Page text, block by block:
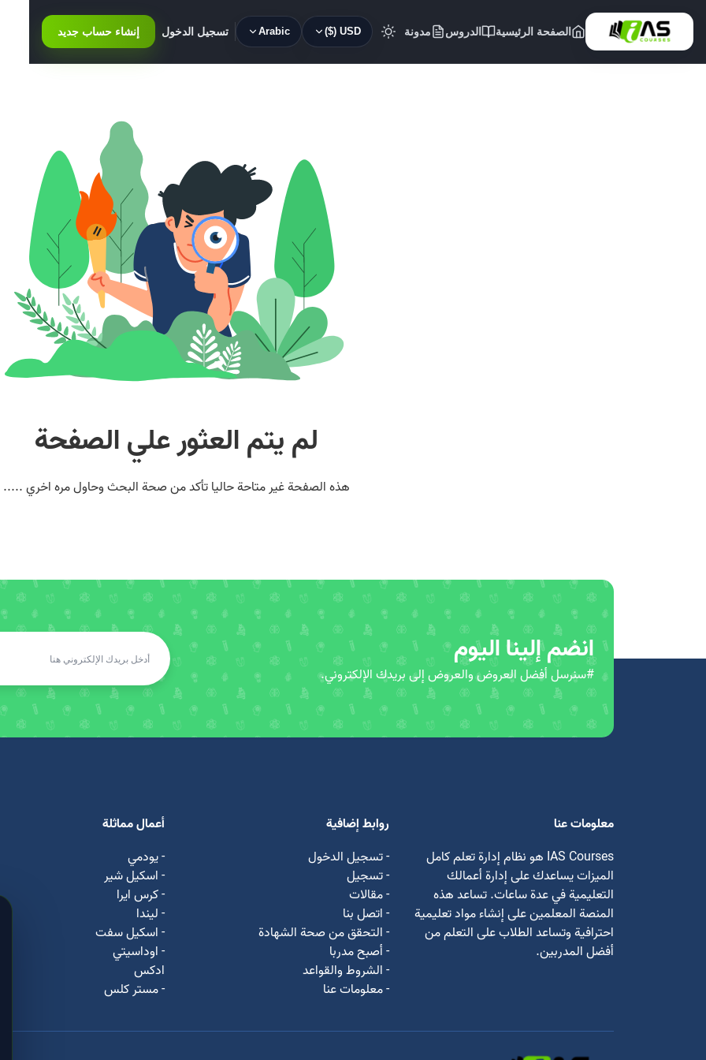
الصفحة الرئيسية الدروس مدونة USD ($)
Arabic تسجيل الدخول إنشاء حساب جديد
لم يتم العثور علي الصفحة
هذه الصفحة غير متاحة حاليا تأكد من صحة البحث وحاول مره اخري .....
انضم إلينا اليوم
#سنرسل أفضل العروض والعروض إلى بريدك الإلكتروني.
معلومات عنا
IAS Courses هو نظام إدارة تعلم كامل
الميزات يساعدك على إدارة أعمالك
التعليمية في عدة ساعات. تساعد هذه
المنصة المعلمين على إنشاء مواد تعليمية
احترافية وتساعد الطلاب على التعلم من
أفضل المدربين.
روابط إضافية
- تسجيل الدخول
- تسجيل
- مقالات
- اتصل بنا
- التحقق من صحة الشهادة
- أصبح مدربا
- الشروط والقواعد
- معلومات عنا
أعمال مماثلة
- يودمي
- اسکیل شیر
- كرس ايرا
- لیندا
- اسكيل سفت
- اوداسيتي
ادكس
- مستر كلس